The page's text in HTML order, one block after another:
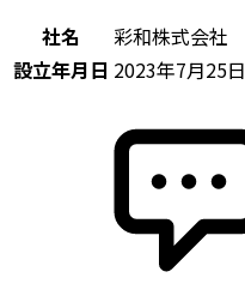
社名
彩和株式会社
設立年月日 2023年7月25日